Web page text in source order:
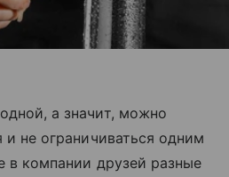
а значит, можно
и не ограничиваться одним
в компании друзей разные